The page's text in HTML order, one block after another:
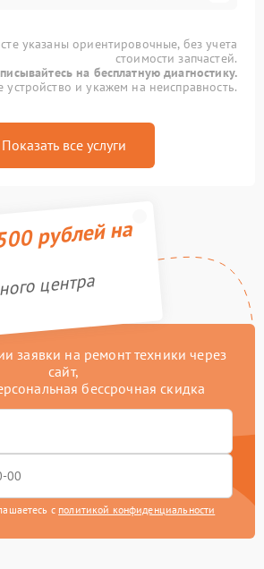
указаны ориентировочные, без учета
стоимости запчастей.
на бесплатную диагностику.
и укажем на неисправность.
Показать все услуги
рублей на
центра
заявки на ремонт техники через
сайт,
бессрочная скидка
с политикой конфиденциальности